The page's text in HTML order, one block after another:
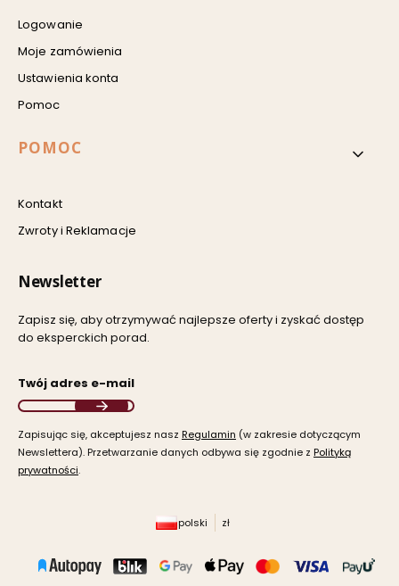
Logowanie
Moje zamówienia
Ustawienia konta
Pomoc
POMOC
Kontakt
Zwroty i Reklamacje
Newsletter
Zapisz się, aby otrzymywać najlepsze oferty i zyskać dostęp
do eksperckich porad.
Twój adres e-mail
Zapisując się, akceptujesz nasz ​ Regulamin ​​​ (w zakresie dotyczącym
Newslettera). Przetwarzanie danych odbywa się zgodnie z ​ Polityką
prywatności​​​.
polski zł